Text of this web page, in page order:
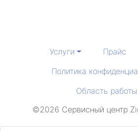
Услуги Прайс
Политика
Область работы
©2026 Сервисный центр